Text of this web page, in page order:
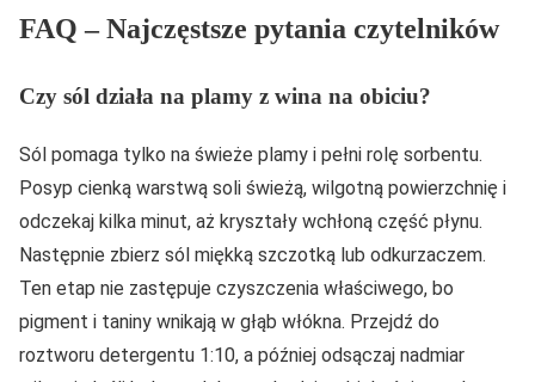
FAQ – Najczęstsze pytania czytelników
Czy sól działa na plamy z wina na obiciu?
Sól pomaga tylko na świeże plamy i pełni rolę sorbentu.
Posyp cienką warstwą soli świeżą, wilgotną powierzchnię i
odczekaj kilka minut, aż kryształy wchłoną część płynu.
Następnie zbierz sól miękką szczotką lub odkurzaczem.
Ten etap nie zastępuje czyszczenia właściwego, bo
pigment i taniny wnikają w głąb włókna. Przejdź do
roztworu detergentu 1:10, a później odsączaj nadmiar